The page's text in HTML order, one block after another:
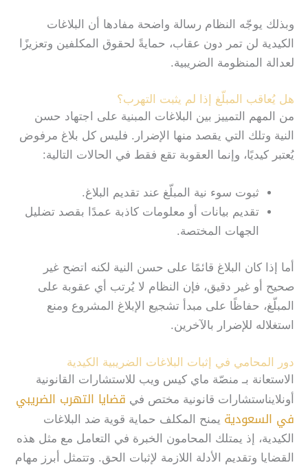
وبذلك يوجّه النظام رسالة واضحة مفادها أن البلاغات
الكيدية لن تمر دون عقاب، حمايةً لحقوق المكلفين وتعزيزًا
لعدالة المنظومة الضريبية.
هل يُعاقب المبلّغ إذا لم يثبت التهرب؟
من المهم التمييز بين البلاغات المبنية على اجتهاد حسن
النية وتلك التي يقصد منها الإضرار. فليس كل بلاغ مرفوض
يُعتبر كيديًا، وإنما العقوبة تقع فقط في الحالات التالية:
ثبوت سوء نية المبلّغ عند تقديم البلاغ.
تقديم بيانات أو معلومات كاذبة عمدًا بقصد تضليل
الجهات المختصة.
أما إذا كان البلاغ قائمًا على حسن النية لكنه اتضح غير
صحيح أو غير دقيق، فإن النظام لا يُرتب أي عقوبة على
المبلّغ، حفاظًا على مبدأ تشجيع الإبلاغ المشروع ومنع
استغلاله للإضرار بالآخرين.
دور المحامي في إثبات البلاغات الضريبية الكيدية
الاستعانة بـ منصّة ماي كيس ويب للاستشارات القانونية
أونلايناستشارات قانونية مختص في قضايا التهرب الضريبي
في السعودية يمنح المكلف حماية قوية ضد البلاغات
الكيدية، إذ يمتلك المحامون الخبرة في التعامل مع مثل هذه
القضايا وتقديم الأدلة اللازمة لإثبات الحق. وتتمثل أبرز مهام